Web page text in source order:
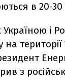
в 20-
і
з